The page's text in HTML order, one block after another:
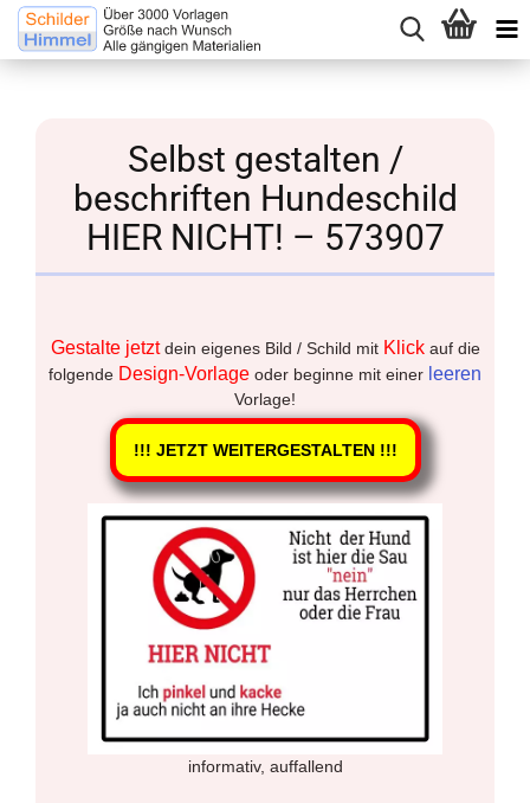
Selbst gestalten /
beschriften Hundeschild
HIER NICHT! – 573907
Gestalte jetztdein eigenes Bild / Schild mit Klickauf die
folgende Design-Vorlage oder beginne mit einer leeren
Vorlage!
!!! JETZT WEITERGESTALTEN !!!
informativ, auffallend